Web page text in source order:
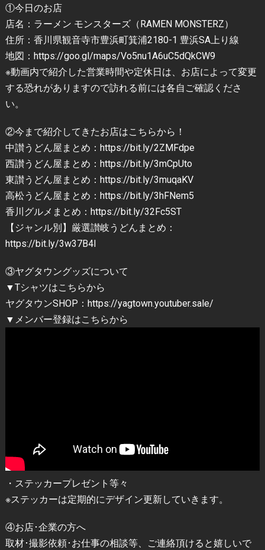
①今日のお店
店名：ラーメン モンスターズ（RAMEN MONSTERZ）
住所：香川県観音寺市豊浜町箕浦2180-1 豊浜SA上り線
地図：https://goo.gl/maps/Vo5nu1A6uC5dQkCW9
※動画内で紹介した営業時間や定休日は、お店によって変更
する恐れがありますので訪れる前には各自ご確認くださ
い。
②今まで紹介してきたお店はこちらから！
中讃うどん屋まとめ：https://bit.ly/2ZMFdpe
西讃うどん屋まとめ：https://bit.ly/3mCpUto
東讃うどん屋まとめ：https://bit.ly/3muqaKV
高松うどん屋まとめ：https://bit.ly/3hFNem5
香川グルメまとめ：https://bit.ly/32Fc5ST
【ジャンル別】厳選讃岐うどんまとめ：
https://bit.ly/3w37B4l
③ヤグタウングッズについて
▼Tシャツはこちらから
ヤグタウンSHOP：https://yagtown.youtuber.sale/
▼メンバー登録はこちらから
・ステッカープレゼント等々
※ステッカーは定期的にデザイン更新していきます。
④お店･企業の方へ
取材･撮影依頼･お仕事の相談等、ご連絡頂けると嬉しいで